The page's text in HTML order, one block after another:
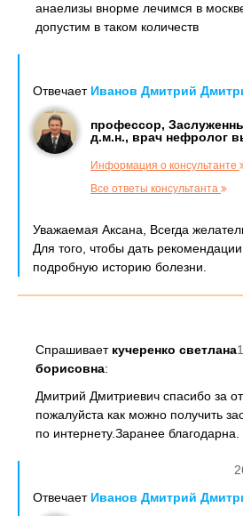
анаелизы внорме лечимся в
допустим в таком количеств
Отвечает Иванов Дмитрий
профессор,
д.м.н., врач нефролог
Информация о консультанте
Все ответы консультанта
Уважаемая Аксана, Всегда
Для того, чтобы дать
подробную историю болезни.
Спрашивает кучеренко светлана
борисовна:
Дмитрий Дмитриевич спасибо за
пожалуйста как можно получить
по интернету.Заранее благодарна.
Отвечает Иванов Дмитрий